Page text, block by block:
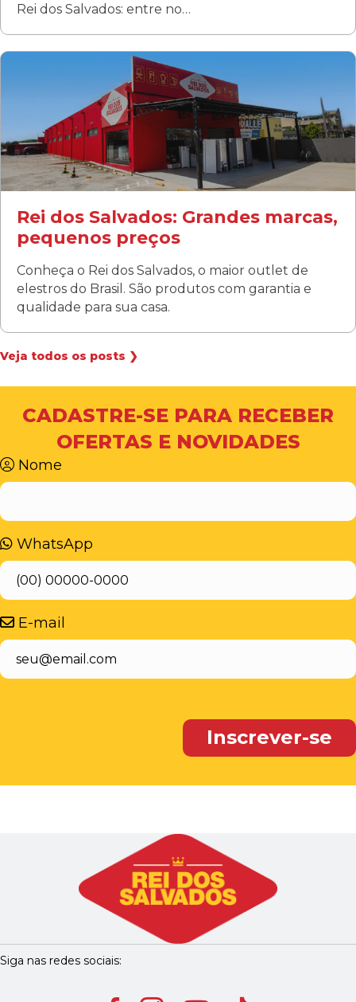
Fanny
Rua Albino Beatriz, 100 - Fanny, Curitiba –PR
Segunda a sábado: 09h00 às 19h00
Domingo: FECHADA
ÚLTIMOS DIAS DE LIQUIDAÇÃO!
(41) 3411-1754
(41) 99249-4620
Rei dos Salvados: entre no…
Rei dos Salvados: Grandes marcas,
pequenos preços
Conheça o Rei dos Salvados, o maior outlet de
elestros do Brasil. São produtos com garantia e
qualidade para sua casa.
Veja todos os posts ❯
CADASTRE-SE PARA RECEBER
OFERTAS E NOVIDADES
Nome
WhatsApp
E-mail
Siga nas redes sociais: